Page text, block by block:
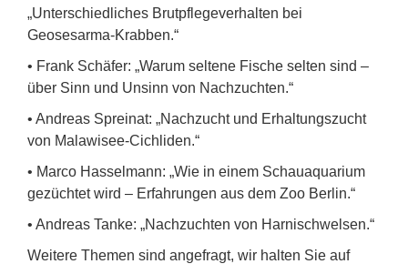
„Unterschiedliches Brutpflegeverhalten bei
Geosesarma-Krabben.“
• Frank Schäfer: „Warum seltene Fische selten sind –
über Sinn und Unsinn von Nachzuchten.“
• Andreas Spreinat: „Nachzucht und Erhaltungszucht
von Malawisee-Cichliden.“
• Marco Hasselmann: „Wie in einem Schauaquarium
gezüchtet wird – Erfahrungen aus dem Zoo Berlin.“
• Andreas Tanke: „Nachzuchten von Harnischwelsen.“
Weitere Themen sind angefragt, wir halten Sie auf